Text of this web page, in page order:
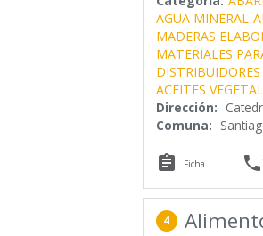
AGUA MINERAL
MADERAS
MATERIALES
ACEITES
Dirección:
Comuna:
 Ficha 
4